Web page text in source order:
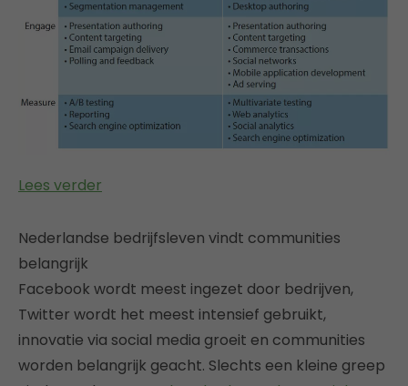
Lees verder
Nederlandse bedrijfsleven vindt communities
belangrijk
Facebook wordt meest ingezet door bedrijven,
Twitter wordt het meest intensief gebruikt,
innovatie via social media groeit en communities
worden belangrijk geacht. Slechts een kleine greep